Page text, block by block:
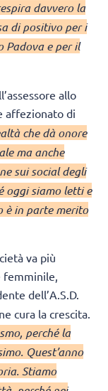
davvero la
di positivo per i
Padova e per il
allo
affezionato di
che dà onore
ma anche
sui social degli
oggi siamo letti e
è in parte merito
va più
dell’A.S.D.
cura la crescita.
perché la
Quest’anno
Stiamo